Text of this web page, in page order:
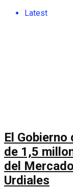
Latest
El
de 1,5
del
Urdiales